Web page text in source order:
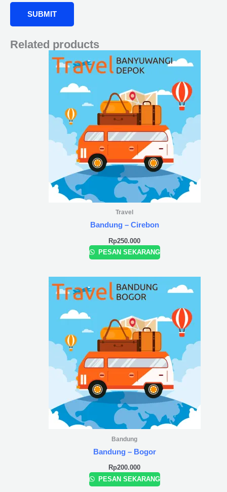
Related products
Travel
Bandung – Cirebon
Rp250.000
PESAN SEKARANG
Bandung
Bandung – Bogor
Rp200.000
PESAN SEKARANG